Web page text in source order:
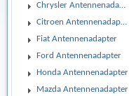
Chrysler Antennenadapter
Citroen Antennenadapter
Fiat Antennenadapter
Ford Antennenadapter
Honda Antennenadapter
Mazda Antennenadapter